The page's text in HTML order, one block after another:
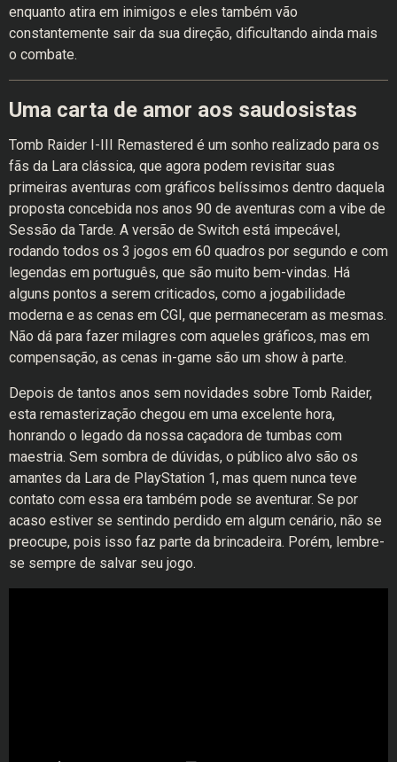
enquanto atira em inimigos e eles também vão
constantemente sair da sua direção, dificultando ainda mais
o combate.
Uma carta de amor aos saudosistas
Tomb Raider I-III Remastered é um sonho realizado para os
fãs da Lara clássica, que agora podem revisitar suas
primeiras aventuras com gráficos belíssimos dentro daquela
proposta concebida nos anos 90 de aventuras com a vibe de
Sessão da Tarde. A versão de Switch está impecável,
rodando todos os 3 jogos em 60 quadros por segundo e com
legendas em português, que são muito bem-vindas. Há
alguns pontos a serem criticados, como a jogabilidade
moderna e as cenas em CGI, que permaneceram as mesmas.
Não dá para fazer milagres com aqueles gráficos, mas em
compensação, as cenas in-game são um show à parte.
Depois de tantos anos sem novidades sobre Tomb Raider,
esta remasterização chegou em uma excelente hora,
honrando o legado da nossa caçadora de tumbas com
maestria. Sem sombra de dúvidas, o público alvo são os
amantes da Lara de PlayStation 1, mas quem nunca teve
contato com essa era também pode se aventurar. Se por
acaso estiver se sentindo perdido em algum cenário, não se
preocupe, pois isso faz parte da brincadeira. Porém, lembre-
se sempre de salvar seu jogo.